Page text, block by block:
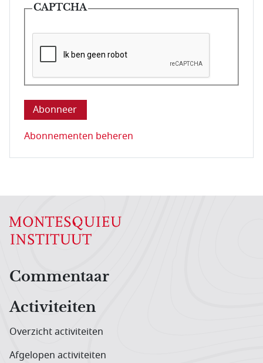
CAPTCHA
Deze vraag is om te controleren dat u een mens
Abonnementen beheren
Hoofdnavigatiemenu
Commentaar
Activiteiten
Overzicht activiteiten
Afgelopen activiteiten